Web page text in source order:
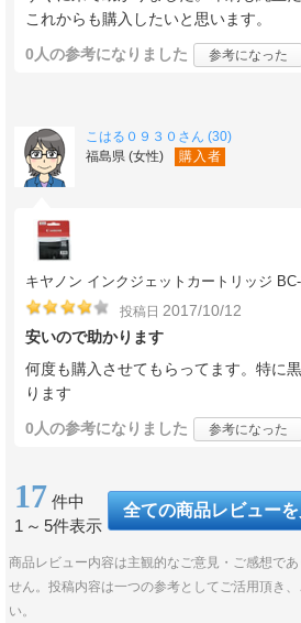
これからも購入したいと思います。
0人の参考になりました 参考になった
こはる０９３０さん (30)
福島県 (女性)
購入者
キヤノン インクジェットカートリッジ
投稿日 2017/10/12
安いので助かります
何度も購入させてもらってます。特に
ります
0人の参考になりました 参考になった
17 件中
1 ～ 5件表示
全ての商品レビュー
商品レビュー内容は主観的なご意見・ご感想で
せん。投稿内容は一つの参考としてご活用頂き
い。